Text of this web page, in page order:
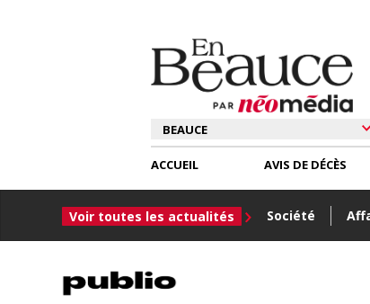
ACCUEIL
Voir toutes les actualités Société
AVIS DE DÉCÈS